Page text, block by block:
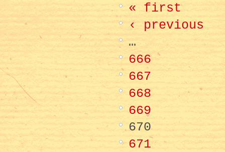
« first
‹ previous
…
666
667
668
669
670
671